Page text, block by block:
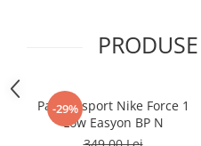
-29%
Pantofi sport Nike Force 1
Low Easyon BP N